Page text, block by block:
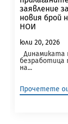
заявление
новия брой
НОИ
юли 20, 2026
Динамиката
безработица
на...
Прочетете